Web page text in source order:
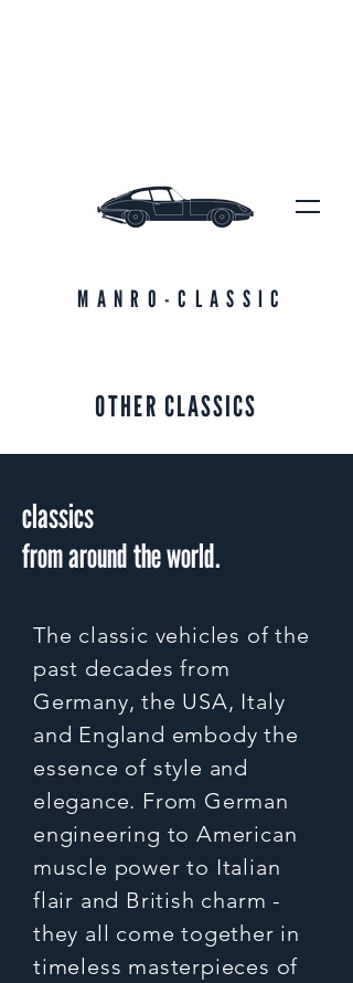
MANRO-CLASSIC
OTHER CLASSICS
classics
from around the world.
The classic vehicles of the
past decades from
Germany, the USA, Italy
and England embody the
essence of style and
elegance. From German
engineering to American
muscle power to Italian
flair and British charm -
they all come together in
timeless masterpieces of